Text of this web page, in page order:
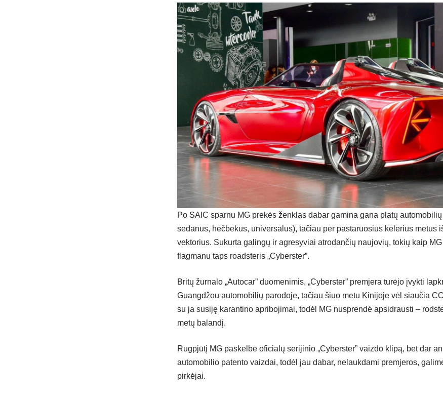
Po SAIC sparnu MG prekės ženklas dabar gamina gana platų
sedanus, hečbekus, universalus), tačiau per pastaruosius kelerius metus
vektorius. Sukurta galingų ir agresyviai atrodančių naujovių, tokių kaip
flagmanu taps roadsteris „Cyberster”.
Britų žurnalo „Autocar” duomenimis, „Cyberster” premjera turėjo įvykti
Guangdžou automobilių parodoje, tačiau šiuo metu Kinijoje vėl siaučia
su ja susiję karantino apribojimai, todėl MG nusprendė apsidrausti –
metų balandį.
Rugpjūtį MG paskelbė oficialų serijinio „Cyberster” vaizdo klipą, bet dar
automobilio patento vaizdai, todėl jau dabar, nelaukdami premjeros,
pirkėjai.